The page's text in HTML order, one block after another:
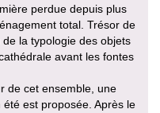
perdue depuis plus
total. Trésor de
la typologie des objets
avant les fontes
de cet ensemble, une
est proposée. Après le